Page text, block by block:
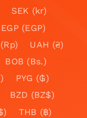
SEK (kr)
EGP (EGP)
UAH (₴)
BOB (Bs.)
PYG (₲)
BZD (BZ$)
THB (฿)